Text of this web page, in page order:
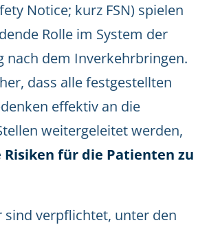
Notice; kurz FSN) spielen
Rolle im System der
nach dem Inverkehrbringen.
dass alle festgestellten
effektiv an die
weitergeleitet werden,
Risiken für die Patienten zu
sind verpflichtet, unter den